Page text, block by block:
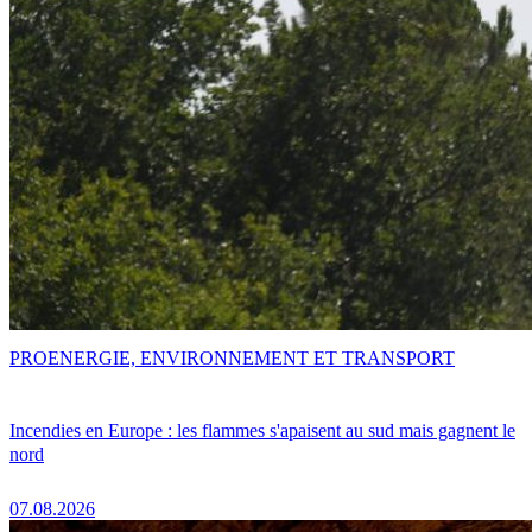
Incendies en Europe : les flammes s'apaisent au sud mais gagnent le
nord
07.08.2026
PROENERGIE, ENVIRONNEMENT ET TRANSPORT